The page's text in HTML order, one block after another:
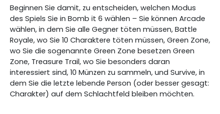
Beginnen Sie damit, zu entscheiden, welchen Modus
des Spiels Sie in Bomb it 6 wählen – Sie können Arcade
wählen, in dem Sie alle Gegner töten müssen, Battle
Royale, wo Sie 10 Charaktere töten müssen, Green Zone,
wo Sie die sogenannte Green Zone besetzen Green
Zone, Treasure Trail, wo Sie besonders daran
interessiert sind, 10 Münzen zu sammeln, und Survive, in
dem Sie die letzte lebende Person (oder besser gesagt:
Charakter) auf dem Schlachtfeld bleiben möchten.